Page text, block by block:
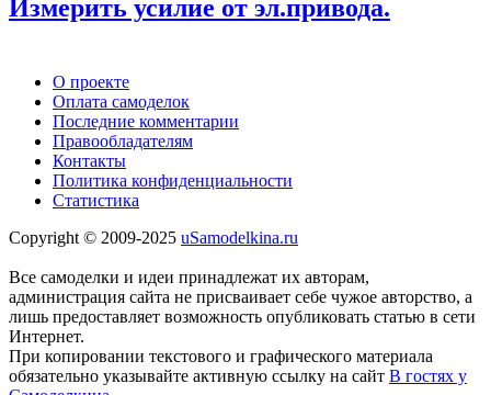
Измерить усилие от эл.привода.
О проекте
Оплата самоделок
Последние комментарии
Правообладателям
Контакты
Политика конфиденциальности
Статистика
Copyright © 2009-2025 uSamodelkina.ru
Все самоделки и идеи принадлежат их авторам,
администрация сайта не присваивает себе чужое авторство, а
лишь предоставляет возможность опубликовать статью в сети
Интернет.
При копировании текстового и графического материала
обязательно указывайте активную ссылку на сайт В гостях у